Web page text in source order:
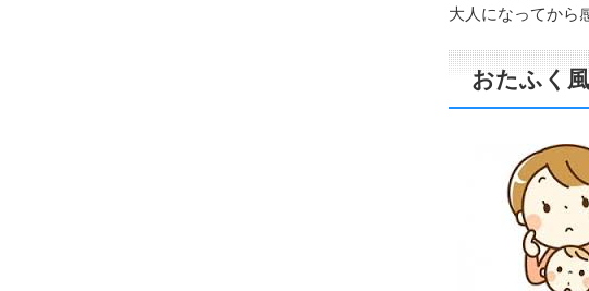
大人になってから
おたふく